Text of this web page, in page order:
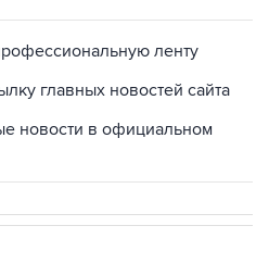
ленту
главных новостей сайта
новости в официальном